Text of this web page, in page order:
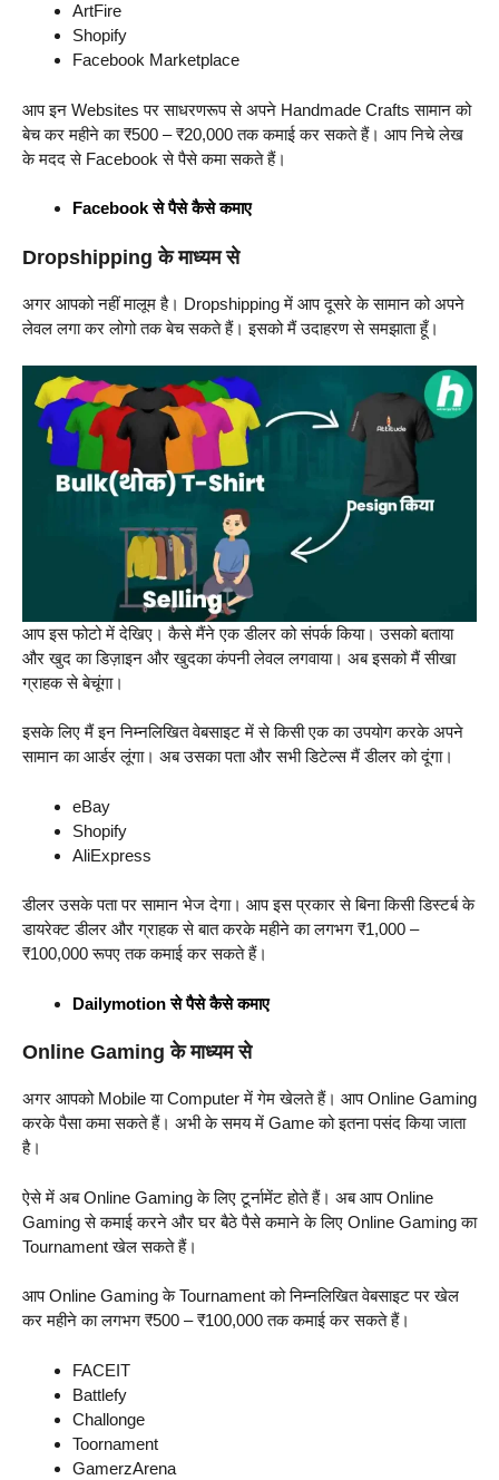
ArtFire
Shopify
Facebook Marketplace
आप इन Websites पर साधरणरूप से अपने Handmade Crafts सामान को
बेच कर महीने का ₹500 – ₹20,000 तक कमाई कर सकते हैं। आप निचे लेख
के मदद से Facebook से पैसे कमा सकते हैं।
Facebook से पैसे कैसे कमाए
Dropshipping के माध्यम से
अगर आपको नहीं मालूम है। Dropshipping में आप दूसरे के सामान को अपने
लेवल लगा कर लोगो तक बेच सकते हैं। इसको मैं उदाहरण से समझाता हूँ।
आप इस फोटो में देखिए। कैसे मैंने एक डीलर को संपर्क किया। उसको बताया
और खुद का डिज़ाइन और खुदका कंपनी लेवल लगवाया। अब इसको मैं सीखा
ग्राहक से बेचूंगा।
इसके लिए मैं इन निम्नलिखित वेबसाइट में से किसी एक का उपयोग करके अपने
सामान का आर्डर लूंगा। अब उसका पता और सभी डिटेल्स मैं डीलर को दूंगा।
eBay
Shopify
AliExpress
डीलर उसके पता पर सामान भेज देगा। आप इस प्रकार से बिना किसी डिस्टर्ब के
डायरेक्ट डीलर और ग्राहक से बात करके महीने का लगभग ₹1,000 –
₹100,000 रूपए तक कमाई कर सकते हैं।
Dailymotion से पैसे कैसे कमाए
Online Gaming के माध्यम से
अगर आपको Mobile या Computer में गेम खेलते हैं। आप Online Gaming
करके पैसा कमा सकते हैं। अभी के समय में Game को इतना पसंद किया जाता
है।
ऐसे में अब Online Gaming के लिए टूर्नामेंट होते हैं। अब आप Online
Gaming से कमाई करने और घर बैठे पैसे कमाने के लिए Online Gaming का
Tournament खेल सकते हैं।
आप Online Gaming के Tournament को निम्नलिखित वेबसाइट पर खेल
कर महीने का लगभग ₹500 – ₹100,000 तक कमाई कर सकते हैं।
FACEIT
Battlefy
Challonge
Toornament
GamerzArena